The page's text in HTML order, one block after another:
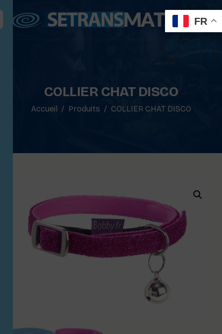
COLLIER CHAT DISCO
Accueil Produits COLLIER CHAT DISCO
FR